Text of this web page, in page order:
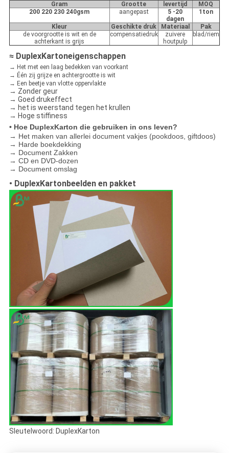
Gram Grootte levertijd
MOQ
200 220 230 240gsm
aangepast
5 -20
dagen
1ton
Kleur Geschikte druk Materiaal
Pak
de voorgrootte is wit en de
achterkant is grijs
compensatiedruk
zuivere
houtpulp
blad/riem
≈ DuplexKartoneigenschappen
→ Het met een laag bedekken van voorkant
→ Één zij grijze en achtergrootte is wit
→ Een beetje van vlotte oppervlakte
→ Zonder geur
→ Goed drukeffect
→ het is weerstand tegen het krullen
→ Hoge stiffiness
• Hoe DuplexKarton die gebruiken in ons leven?
→ Het maken van allerlei document vakjes (pookdoos, giftdoos)
→ Harde boekdekking
→ Document Zakken
→ CD en DVD-dozen
→ Document omslag
• DuplexKartonbeelden en pakket
Sleutelwoord: DuplexKarton